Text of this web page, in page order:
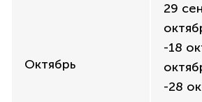
Октябрь
29
-18
-28